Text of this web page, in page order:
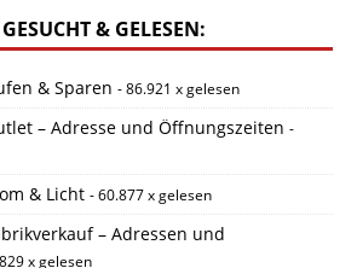
& GELESEN:
& Sparen - 86.921 x gelesen
– Adresse und Öffnungszeiten -
& Licht - 60.877 x gelesen
– Adressen und
x gelesen